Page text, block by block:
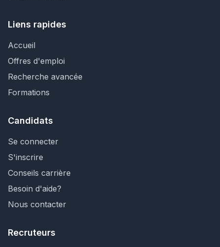
Liens rapides
Accueil
Offres d'emploi
Recherche avancée
Formations
Candidats
Se connecter
S'inscrire
Conseils carrière
Besoin d'aide?
Nous contacter
Recruteurs